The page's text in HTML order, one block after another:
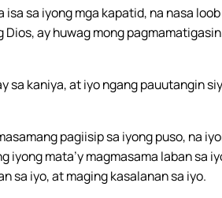
isa sa iyong mga kapatid, na nasa
ay huwag mong
sa kaniya, at iyo ngang pauutangin
pagiisip sa iyong puso, na
iyong mata’y magmasama laban sa
sa iyo, at maging kasalanan sa iyo.